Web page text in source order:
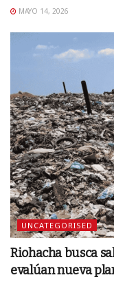
MAYO 14, 2026
UNCATEGORISED
Riohacha busca
evalúan nueva